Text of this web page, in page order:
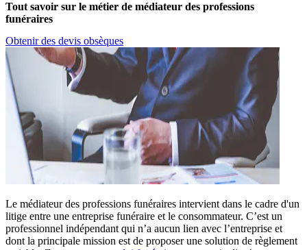
Tout savoir sur le métier de médiateur des professions
funéraires
Obtenir des devis obsèques
Le médiateur des professions funéraires intervient dans le cadre d'un
litige entre une entreprise funéraire et le consommateur. C’est un
professionnel indépendant qui n’a aucun lien avec l’entreprise et
dont la principale mission est de proposer une solution de règlement